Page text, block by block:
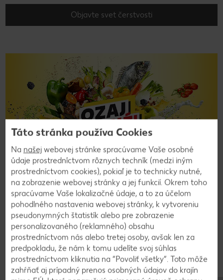
Objavte svet čerstvosti
Ozaj lacné
V Kauflande je každé nakupovanie ozaj lacné! Ako jeden z
najväčších potravinových obchodníkov v Európe premietame
cenové výhody do produktov tak, aby ste pri každom
nákupe profitovali vy – naši zákazníci. Týka sa to nielen cien
nášho stáleho sortimentu, ale aj akciového tovaru,
výnimočných ponúk či produktov z reklamy.
Táto stránka používa Cookies
Na našej webovej stránke spracúvame Vaše osobné
údaje prostredníctvom rôznych techník (medzi iným
prostredníctvom cookies), pokiaľ je to technicky nutné,
na zobrazenie webovej stránky a jej funkcií. Okrem toho
spracúvame Vaše lokalizačné údaje, a to za účelom
pohodlného nastavenia webovej stránky, k vytvoreniu
pseudonymných štatistík alebo pre zobrazenie
personalizovaného (reklamného) obsahu
prostredníctvom nás alebo tretej osoby, avšak len za
predpokladu, že nám k tomu udelíte svoj súhlas
prostredníctvom kliknutia na “Povoliť všetky”. Toto môže
zahŕňať aj prípadný prenos osobných údajov do krajín